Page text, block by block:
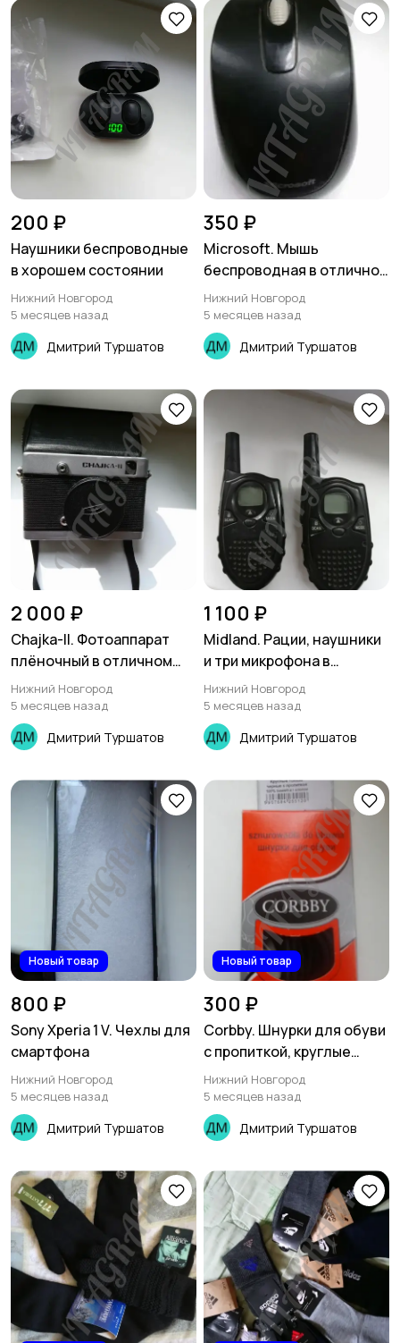
200 ₽
Наушники беспроводные
в хорошем состоянии
Нижний Новгород
5 месяцев назад
Дмитрий Туршатов
350 ₽
Microsoft. Мышь
беспроводная в отличном
состоянии
Нижний Новгород
5 месяцев назад
Дмитрий Туршатов
2 000 ₽
Chajka-||. Фотоаппарат
плёночный в отличном
состоянии
Нижний Новгород
5 месяцев назад
Дмитрий Туршатов
1 100 ₽
Midland. Рации, наушники
и три микрофона в
хорошем состоянии
Нижний Новгород
5 месяцев назад
Дмитрий Туршатов
Новый товар
800 ₽
Sony Xperia 1 V. Чехлы для
смартфона
Нижний Новгород
5 месяцев назад
Дмитрий Туршатов
Новый товар
300 ₽
Corbby. Шнурки для обуви
с пропиткой, круглые
тонкие
Нижний Новгород
5 месяцев назад
Дмитрий Туршатов